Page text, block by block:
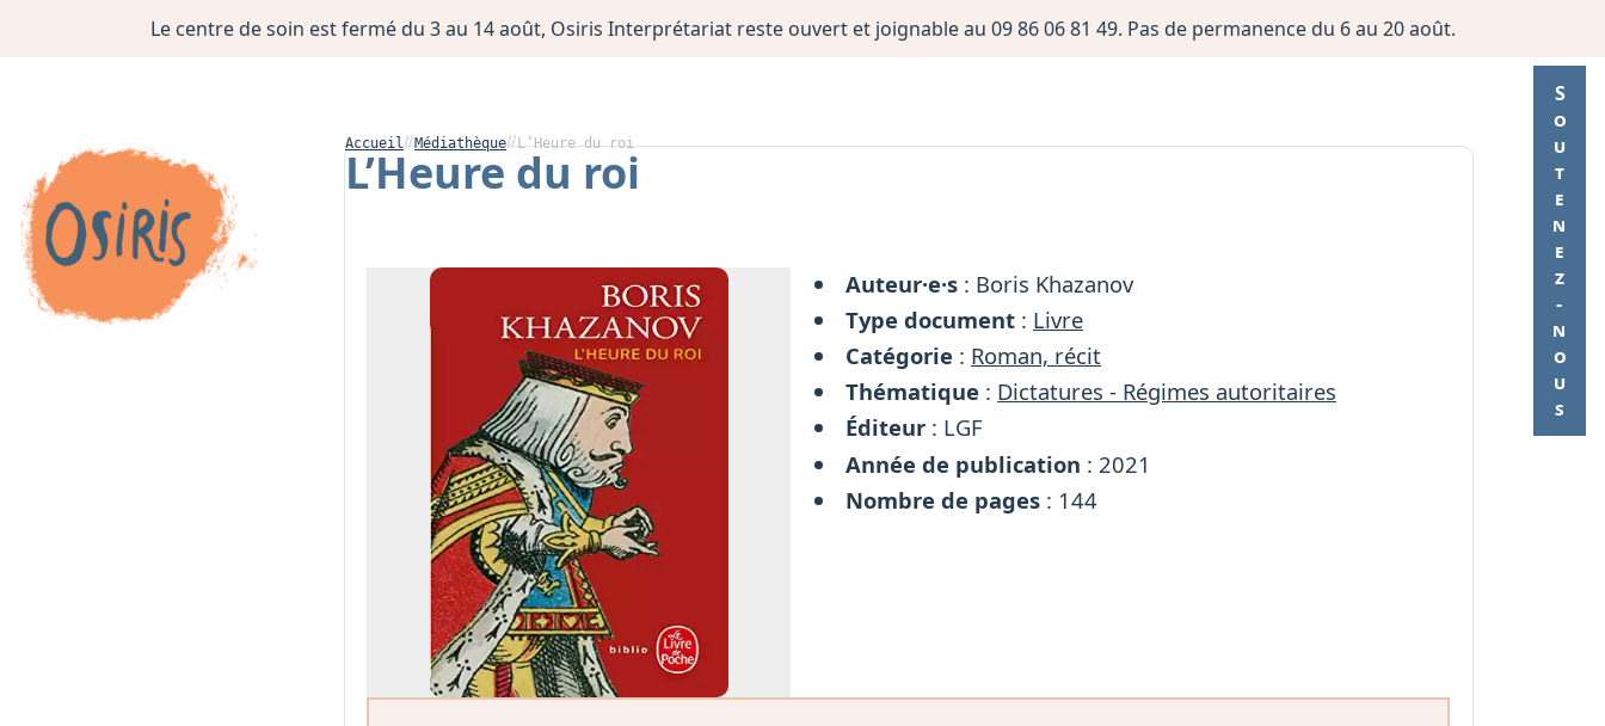
Le centre de soin est fermé du 3 au 14 août, Osiris Interprétariat reste ouvert et joignable au 09 86 06 81 49. Pas de permanence du 6 au 20 août.
Soutenez-nous
Accueil Médiathèque L’Heure du roi
L’Heure du roi
Auteur·e·s : Boris Khazanov
Type document : Livre
Catégorie : Roman, récit
Thématique : Dictatures - Régimes autoritaires
Éditeur : LGF
Année de publication : 2021
Nombre de pages : 144